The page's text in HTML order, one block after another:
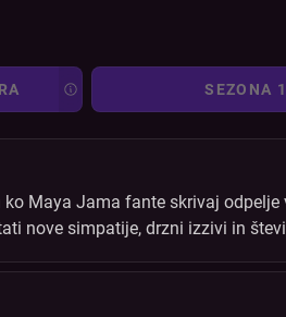
par,
SEZONA
Maya Jama fante skrivaj
nove simpatije, drzni izzivi in